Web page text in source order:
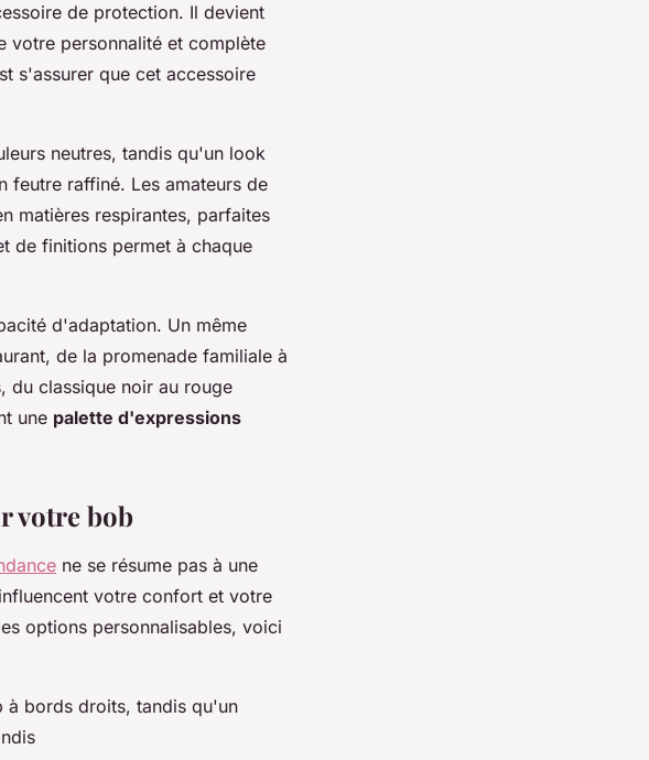
de protection. Il devient
votre personnalité et complète
s'assurer que cet accessoire
neutres, tandis qu'un look
feutre raffiné. Les amateurs de
matières respirantes, parfaites
de finitions permet à chaque
d'adaptation. Un même
de la promenade familiale à
du classique noir au rouge
une palette d'expressions
votre bob
ne se résume pas à une
votre confort et votre
options personnalisables, voici
à bords droits, tandis qu'un